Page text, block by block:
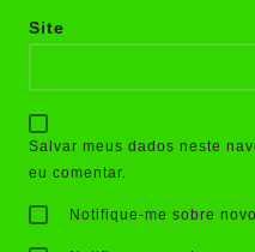
Site
Salvar meus dados neste
eu comentar.
Notifique-me sobre